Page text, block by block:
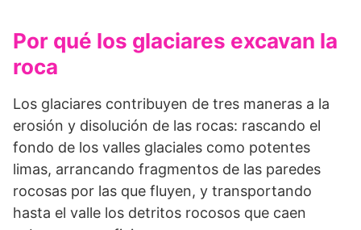
Por qué los glaciares excavan la
roca
Los glaciares contribuyen de tres maneras a la
erosión y disolución de las rocas: rascando el
fondo de los valles glaciales como potentes
limas, arrancando fragmentos de las paredes
rocosas por las que fluyen, y transportando
hasta el va­lle los detritos rocosos que caen